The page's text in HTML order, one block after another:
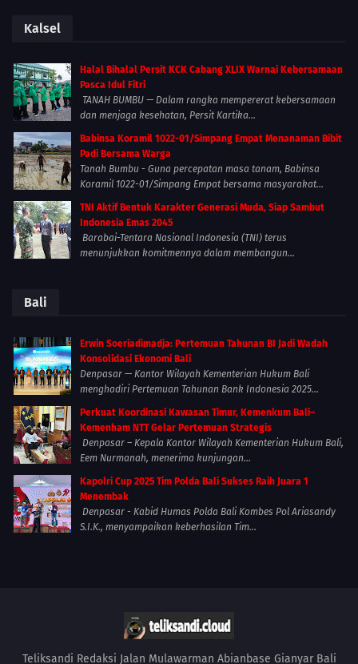
Kalsel
Halal Bihalal Persit KCK Cabang XLIX Warnai Kebersamaan
Pasca Idul Fitri
TANAH BUMBU — Dalam rangka mempererat kebersamaan
dan menjaga kesehatan, Persit Kartika...
Babinsa Koramil 1022-01/Simpang Empat Menanaman Bibit
Padi Bersama Warga
Tanah Bumbu - Guna percepatan masa tanam, Babinsa
Koramil 1022-01/Simpang Empat bersama masyarakat...
TNI Aktif Bentuk Karakter Generasi Muda, Siap Sambut
Indonesia Emas 2045
Barabai-Tentara Nasional Indonesia (TNI) terus
menunjukkan komitmennya dalam membangun...
Bali
Erwin Soeriadimadja: Pertemuan Tahunan BI Jadi Wadah
Konsolidasi Ekonomi Bali
Denpasar — Kantor Wilayah Kementerian Hukum Bali
menghadiri Pertemuan Tahunan Bank Indonesia 2025...
Perkuat Koordinasi Kawasan Timur, Kemenkum Bali–
Kemenham NTT Gelar Pertemuan Strategis
Denpasar – Kepala Kantor Wilayah Kementerian Hukum Bali,
Eem Nurmanah, menerima kunjungan...
Kapolri Cup 2025 Tim Polda Bali Sukses Raih Juara 1
Menembak
Denpasar - Kabid Humas Polda Bali Kombes Pol Ariasandy
S.I.K., menyampaikan keberhasilan Tim...
Teliksandi Redaksi Jalan Mulawarman Abianbase Gianyar Bali